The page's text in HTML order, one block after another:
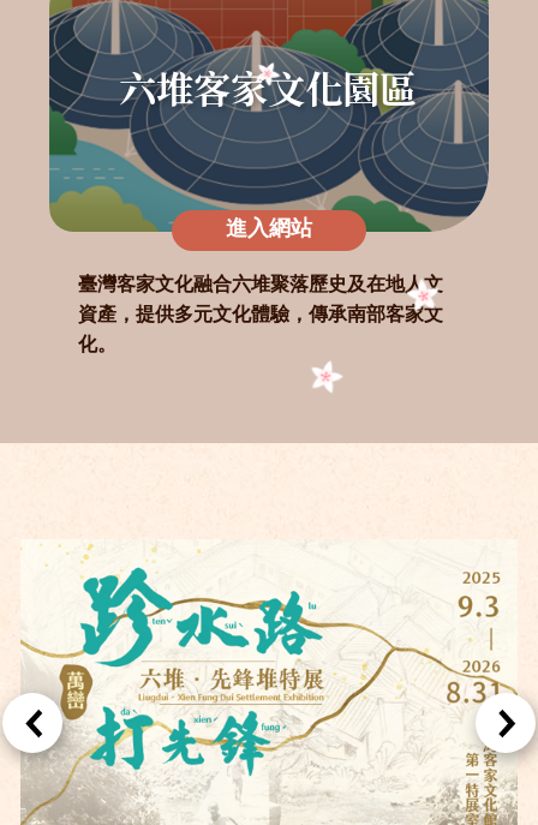
六堆客家文化園區
進入網站
臺灣客家文化融合六堆聚落歷史及在地人文
資產，提供多元文化體驗，傳承南部客家文
化。